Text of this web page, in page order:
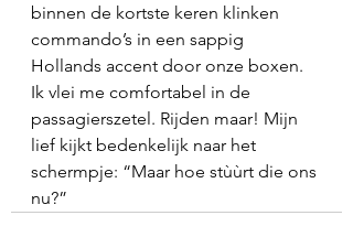
binnen de kortste keren klinken
commando’s in een sappig
Hollands accent door onze boxen.
Ik vlei me comfortabel in de
passagierszetel. Rijden maar! Mijn
lief kijkt bedenkelijk naar het
schermpje: “Maar hoe stùùrt die ons
nu?”